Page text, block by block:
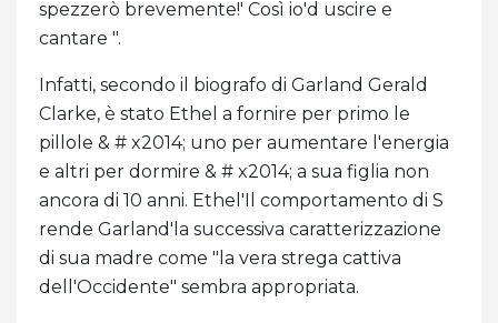
spezzerò brevemente!' Così io'd uscire e
cantare ".
Infatti, secondo il biografo di Garland Gerald
Clarke, è stato Ethel a fornire per primo le
pillole & # x2014; uno per aumentare l'energia
e altri per dormire & # x2014; a sua figlia non
ancora di 10 anni. Ethel'Il comportamento di S
rende Garland'la successiva caratterizzazione
di sua madre come "la vera strega cattiva
dell'Occidente" sembra appropriata.